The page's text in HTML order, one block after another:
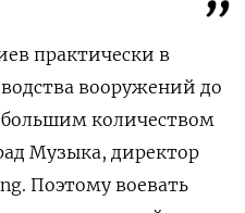
практически в
вооружений до
большим количеством
Музыка, директор
Поэтому воевать